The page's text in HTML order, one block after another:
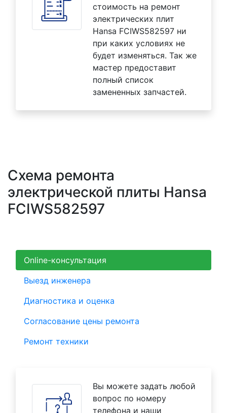
стоимость на ремонт
электрических плит
Hansa FCIWS582597 ни
при каких условиях не
будет изменяться. Так же
мастер предоставит
полный список
замененных запчастей.
Схема ремонта
электрической плиты Hansa
FCIWS582597
Online-консультация
Выезд инженера
Диагностика и оценка
Согласование цены ремонта
Ремонт техники
Вы можете задать любой
вопрос по номеру
телефона и наши